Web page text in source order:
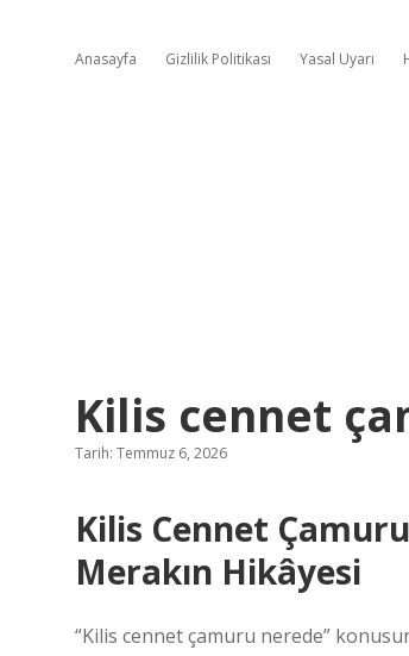
Anasayfa Gizlilik Politikası Yasal Uyarı
Kilis cennet
Tarih: Temmuz 6, 2026
Kilis Cennet
Merakın Hikâyesi
“Kilis cennet çamuru nerede”